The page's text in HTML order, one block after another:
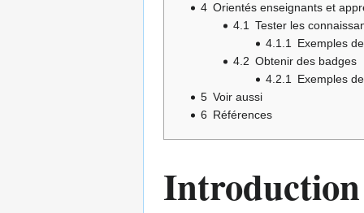
4 Orientés enseignants et
4.1 Tester les
4.1.1 Exemples
4.2 Obtenir des badges
4.2.1 Exemples
5 Voir aussi
6 Références
Introduction